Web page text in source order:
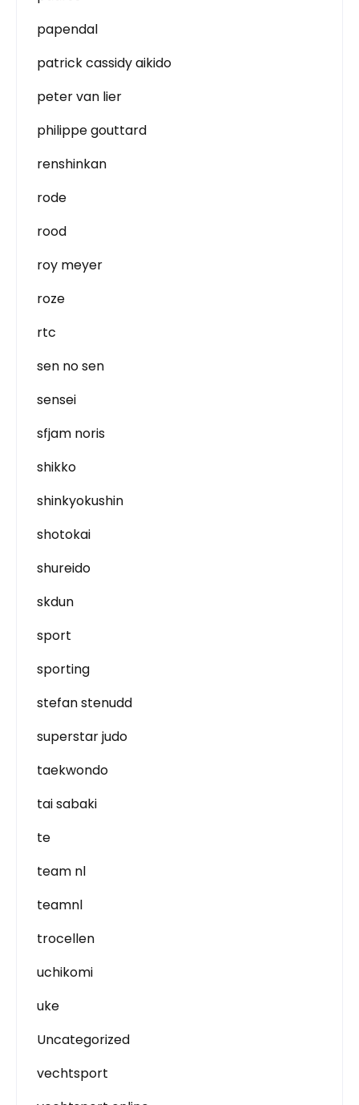
papendal
patrick cassidy aikido
peter van lier
philippe gouttard
renshinkan
rode
rood
roy meyer
roze
rtc
sen no sen
sensei
sfjam noris
shikko
shinkyokushin
shotokai
shureido
skdun
sport
sporting
stefan stenudd
superstar judo
taekwondo
tai sabaki
te
team nl
teamnl
trocellen
uchikomi
uke
Uncategorized
vechtsport